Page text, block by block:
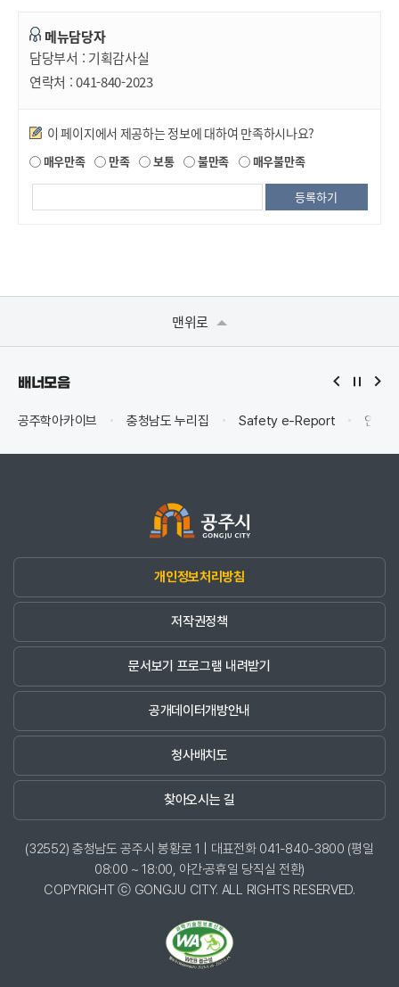
메뉴담당자
담당부서 : 기획감사실
연락처 :041-840-2023
만족도조사
이 페이지에서 제공하는 정보에 대하여 만족하시나요?
매우만족 만족 보통 불만족 매우불만족
맨위로
배너모음
공주학아카이브 충청남도 누리집 Safety e-Report 안전
개인정보처리방침
저작권정책
문서보기 프로그램 내려받기
공개데이터개방안내
청사배치도
찾아오시는 길
(32552) 충청남도 공주시 봉황로 1 | 대표전화 041-840-3800 (평일
08:00 ~ 18:00, 야간·공휴일 당직실 전환)
COPYRIGHT ⓒ GONGJU CITY. ALL RIGHTS RESERVED.